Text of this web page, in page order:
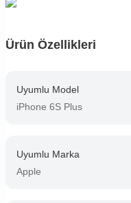
Ürün Özellikleri
Uyumlu Model
iPhone 6S Plus
Uyumlu Marka
Apple